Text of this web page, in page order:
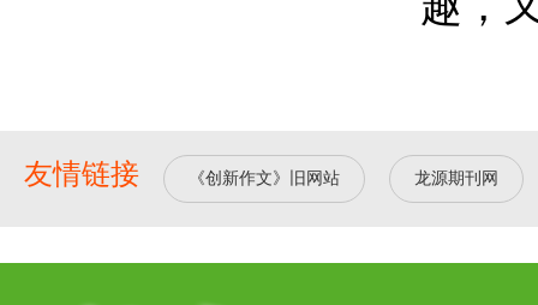
友情链接 《创新作文》旧网站 龙源期刊网